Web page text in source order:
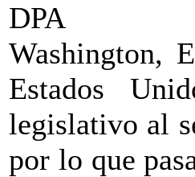
DPA
Washington,
Estados
legislativo al
por lo que